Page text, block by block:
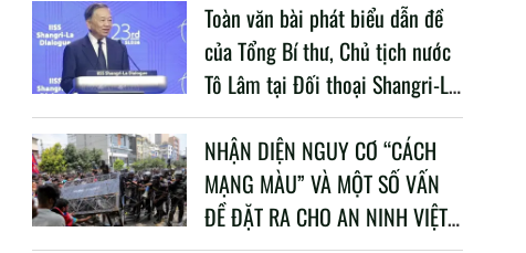
Toàn văn bài phát biểu dẫn đề
của Tổng Bí thư, Chủ tịch nước
Tô Lâm tại Đối thoại Shangri-La
lần thứ 23
NHẬN DIỆN NGUY CƠ “CÁCH
MẠNG MÀU” VÀ MỘT SỐ VẤN
ĐỀ ĐẶT RA CHO AN NINH VIỆT